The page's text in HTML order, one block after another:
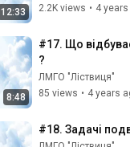
12:33
2.2K views • 4
8:48
#17. Що
?
ЛМГО "Ліствиця"
85 views • 4 years
#18. Задачі